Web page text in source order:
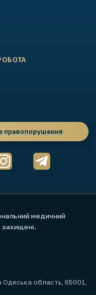
правопорушення
медичний
захищені.
Одеська область, 65001,